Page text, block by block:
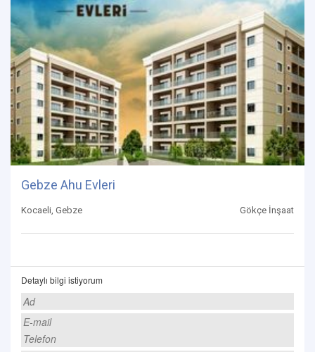
Gebze Ahu Evleri
Kocaeli, Gebze Gökçe İnşaat
Detaylı bilgi istiyorum